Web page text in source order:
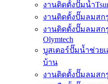
งานติดตั้งปั๊มน้ำ
งานติดตั้งปั๊มลมสก
งานติดตั้งปั๊มลมสก
Olymtech
บูสเตอร์ปั๊มน้ำช่วย
บ้าน
งานติดตั้งปั๊มลมสกรู